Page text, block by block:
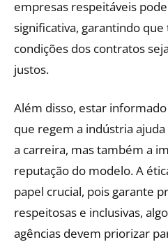
empresas respeitáveis
significativa, garantindo
condições dos contratos
justos.
Além disso, estar
que regem a indústria
a carreira, mas também a
reputação do modelo. A
papel crucial, pois garante
respeitosas e inclusivas,
agências devem priorizar